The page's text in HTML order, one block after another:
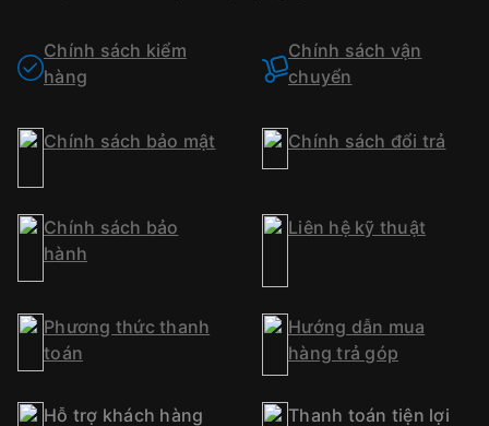
Chính sách kiểm
hàng
Chính sách vận
chuyển
Chính sách bảo mật Chính sách đổi trả
Chính sách bảo
hành
Liên hệ kỹ thuật
Phương thức thanh
toán
Hướng dẫn mua
hàng trả góp
Hỗ trợ khách hàng Thanh toán tiện lợi